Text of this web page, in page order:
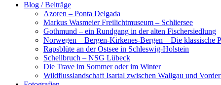
Blog / Beiträge
Azoren – Ponta Delgada
Markus Wasmeier Freilichtmuseum – Schliersee
Gothmund – ein Rundgang in der alten Fischersiedlung
Norwegen – Bergen-Kirkenes-Bergen – Die klassische
Rapsblüte an der Ostsee in Schleswig-Holstein
Schellbruch – NSG Lübeck
Die Trave im Sommer oder im Winter
Wildflusslandschaft Isartal zwischen Wallgau und